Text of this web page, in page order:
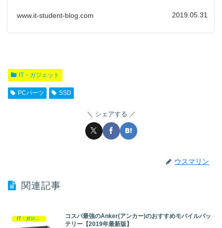
www.it-student-blog.com 2019.05.31
IT・ガジェット
PCパーツ SSD
シェアする
ウスマリン
関連記事
IT・ガジェット
コスパ最強のAnker(アンカー)のおすすめモバイルバッ
テリー【2019年最新版】